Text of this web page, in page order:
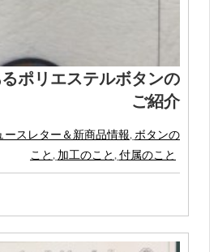
ポリエステルボタンの
ご紹介
ースレター＆新商品情報, ボタンの
こと , 加工のこと , 付属のこと